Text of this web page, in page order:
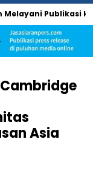
ke Lebih dari
Asia